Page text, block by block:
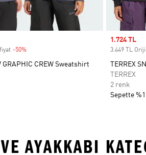
-50%
GRAPHIC CREW Sweatshirt
Sale price
1.724 TL
3.449 TL
TERREX
TERREX
2 renk
Sepette
AYAKKABI